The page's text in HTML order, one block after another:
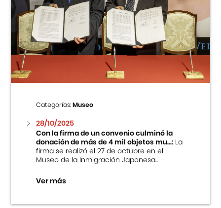
Categorías:Museo
28/10/2025
Con la firma de un convenio culminó la
donación de más de 4 mil objetos mu...:La
firma se realizó el 27 de octubre en el
Museo de la Inmigración Japonesa...
Ver más